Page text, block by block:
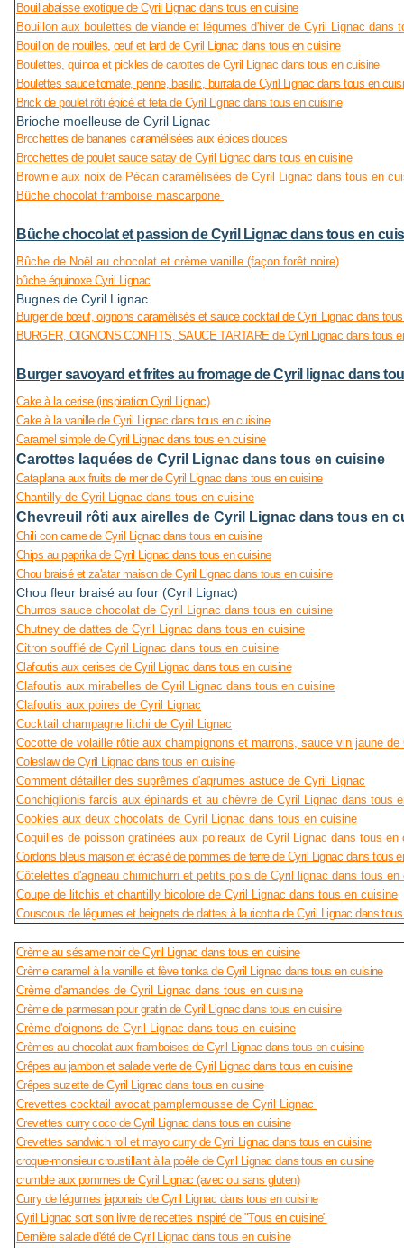
Bouillabaisse exotique de Cyril Lignac dans tous en cuisine
Bouillon aux boulettes de viande et légumes d'hiver de Cyril Lignac dans
Bouillon de nouilles, œuf et lard de Cyril Lignac dans tous en cuisine
Boulettes, quinoa et pickles de carottes de Cyril Lignac dans tous en cuisine
Boulettes sauce tomate, penne, basilic, burrata de Cyril Lignac dans tous en
Brick de poulet rôti épicé et feta de Cyril Lignac dans tous en cuisine
Brioche moelleuse de Cyril Lignac
Brochettes de bananes caramélisées aux épices douces
Brochettes de poulet sauce satay de Cyril Lignac dans tous en cuisine
Brownie aux noix de Pécan caramélisées de Cyril Lignac dans tous en
Bûche chocolat framboise mascarpone
Bûche chocolat et passion de Cyril Lignac dans tous en
Bûche de Noël au chocolat et crème vanille (façon forêt noire)
bûche équinoxe Cyril Lignac
Bugnes de Cyril Lignac
Burger de bœuf, oignons caramélisés et sauce cocktail de Cyril Lignac dans
BURGER, OIGNONS CONFITS, SAUCE TARTARE de Cyril Lignac dans tous
Burger savoyard et frites au fromage de Cyril lignac dans
Cake à la cerise (inspiration Cyril Lignac)
Cake à la vanille de Cyril Lignac dans tous en cuisine
Caramel simple de Cyril Lignac dans tous en cuisine
Carottes laquées de Cyril Lignac dans tous en cuisine
Cataplana aux fruits de mer de Cyril Lignac dans tous en cuisine
Chantilly de Cyril Lignac dans tous en cuisine
Chevreuil rôti aux airelles de Cyril Lignac dans tous en
Chili con carne de Cyril Lignac dans tous en cuisine
Chips au paprika de Cyril Lignac dans tous en cuisine
Chou braisé et za'atar maison de Cyril Lignac dans tous en cuisine
Chou fleur braisé au four (Cyril Lignac)
Churros sauce chocolat de Cyril Lignac dans tous en cuisine
Chutney de dattes de Cyril Lignac dans tous en cuisine
Citron soufflé de Cyril Lignac dans tous en cuisine
Clafoutis aux cerises de Cyril Lignac dans tous en cuisine
Clafoutis aux mirabelles de Cyril Lignac dans tous en cuisine
Clafoutis aux poires de Cyril Lignac
Cocktail champagne litchi de Cyril Lignac
Cocotte de volaille rôtie aux champignons et marrons, sauce vin jaune de
Coleslaw de Cyril Lignac dans tous en cuisine
Comment détailler des suprêmes d'agrumes astuce de Cyril Lignac
Conchiglionis farcis aux épinards et au chèvre de Cyril Lignac dans tous
Cookies aux deux chocolats de Cyril Lignac dans tous en cuisine
Coquilles de poisson gratinées aux poireaux de Cyril Lignac dans tous en
Cordons bleus maison et écrasé de pommes de terre de Cyril Lignac dans tous
Côtelettes d'agneau chimichurri et petits pois de Cyril lignac dans tous en
Coupe de litchis et chantilly bicolore de Cyril Lignac dans tous en cuisine
Couscous de légumes et beignets de dattes à la ricotta de Cyril Lignac dans
Crème au sésame noir de Cyril Lignac dans tous en cuisine
Crème caramel à la vanille et fève tonka de Cyril Lignac dans tous en cuisine
Crème d'amandes de Cyril Lignac dans tous en cuisine
Crème de parmesan pour gratin de Cyril Lignac dans tous en cuisine
Crème d'oignons de Cyril Lignac dans tous en cuisine
Crèmes au chocolat aux framboises de Cyril Lignac dans tous en cuisine
Crêpes au jambon et salade verte de Cyril Lignac dans tous en cuisine
Crêpes suzette de Cyril Lignac dans tous en cuisine
Crevettes cocktail avocat pamplemousse de Cyril Lignac
Crevettes curry coco de Cyril Lignac dans tous en cuisine
Crevettes sandwich roll et mayo curry de Cyril Lignac dans tous en cuisine
croque-monsieur croustillant à la poêle de Cyril Lignac dans tous en cuisine
crumble aux pommes de Cyril Lignac (avec ou sans gluten)
Curry de légumes japonais de Cyril Lignac dans tous en cuisine
Cyril Lignac sort son livre de recettes inspiré de "Tous en cuisine"
Dernière salade d'été de Cyril Lignac dans tous en cuisine